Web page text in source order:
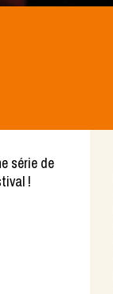
série de
!